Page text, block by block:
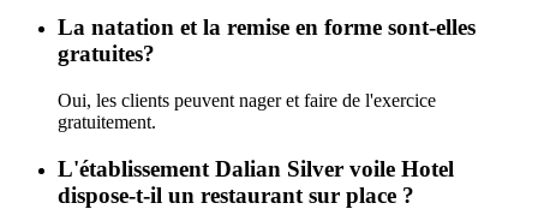
La natation et la remise en forme sont-elles
gratuites?
Oui, les clients peuvent nager et faire de l'exercice
gratuitement.
L'établissement Dalian Silver voile Hotel
dispose-t-il un restaurant sur place ?